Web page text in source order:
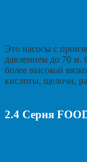
Это насосы с
давлением до 70 м.
более высокой
кислоты, щелочи,
2.4 Серия